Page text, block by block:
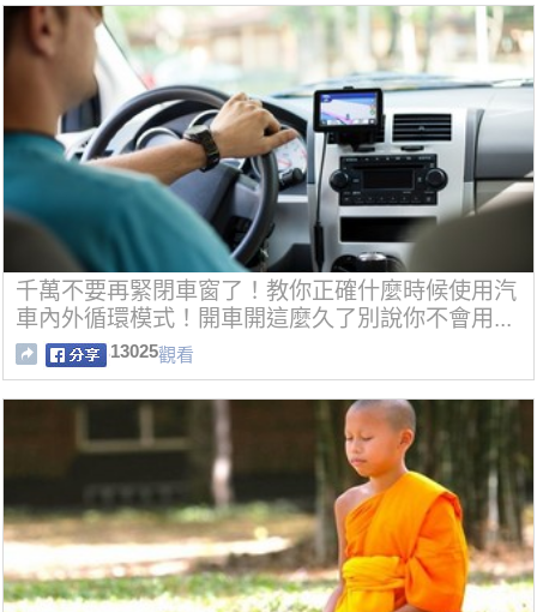
千萬不要再緊閉車窗了！教你正確什麼時候使用汽
車內外循環模式！開車開這麼久了別說你不會用...
13025觀看